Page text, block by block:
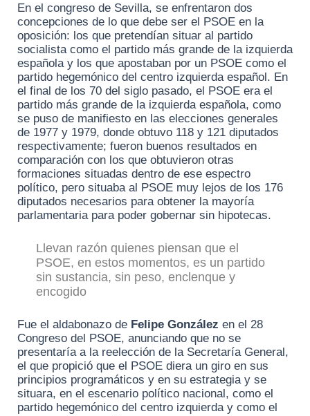
En el congreso de Sevilla, se enfrentaron dos
concepciones de lo que debe ser el PSOE en la
oposición: los que pretendían situar al partido
socialista como el partido más grande de la izquierda
española y los que apostaban por un PSOE como el
partido hegemónico del centro izquierda español. En
el final de los 70 del siglo pasado, el PSOE era el
partido más grande de la izquierda española, como
se puso de manifiesto en las elecciones generales
de 1977 y 1979, donde obtuvo 118 y 121 diputados
respectivamente; fueron buenos resultados en
comparación con los que obtuvieron otras
formaciones situadas dentro de ese espectro
político, pero situaba al PSOE muy lejos de los 176
diputados necesarios para obtener la mayoría
parlamentaria para poder gobernar sin hipotecas.
Llevan razón quienes piensan que el
PSOE, en estos momentos, es un partido
sin sustancia, sin peso, enclenque y
encogido
Fue el aldabonazo de Felipe González en el 28
Congreso del PSOE, anunciando que no se
presentaría a la reelección de la Secretaría General,
el que propició que el PSOE diera un giro en sus
principios programáticos y en su estrategia y se
situara, en el escenario político nacional, como el
partido hegemónico del centro izquierda y como el